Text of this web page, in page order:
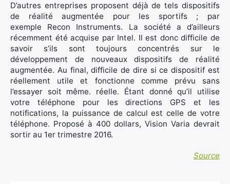
D’autres entreprises proposent déjà de tels dispositifs
de réalité augmentée pour les sportifs ; par
exemple Recon Instruments. La société a d’ailleurs
récemment été acquise par Intel. Il est donc difficile de
savoir s’ils sont toujours concentrés sur le
développement de nouveaux dispositifs de réalité
augmentée. Au final, difficile de dire si ce dispositif est
réellement utile et fonctionne comme prévu sans
l’essayer soit même. réelle. Étant donné qu’il utilise
votre téléphone pour les directions GPS et les
notifications, la puissance de calcul est celle de votre
téléphone. Proposé à 400 dollars, Vision Varia devrait
sortir au 1er trimestre 2016.
Source